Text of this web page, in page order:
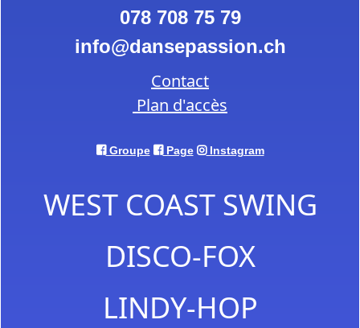
078 708 75 79
info
dansepassion.ch
Contact
Plan d'accès
Groupe Page Instagram
WEST COAST SWING
DISCO-FOX
LINDY-HOP